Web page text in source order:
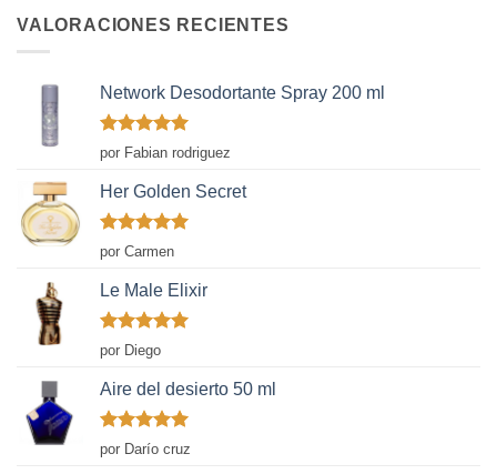
VALORACIONES RECIENTES
Network Desodortante Spray 200 ml
Valorado
con
por Fabian rodriguez
Her Golden Secret
Valorado
con
por Carmen
Le Male Elixir
Valorado
con
de 5
por Diego
Aire del desierto 50 ml
Valorado
con
por Darío cruz